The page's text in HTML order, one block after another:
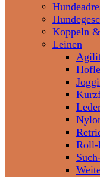
Koppeln
Leinen
Roll-